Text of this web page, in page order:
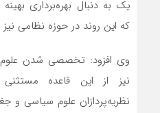
یک به دنبال بهره‌برداری
که این روند در حوزه نظامی
وی افزود: تخصصی شدن
نیز از این قاعده
نظریه‌پردازان علوم سیاسی و